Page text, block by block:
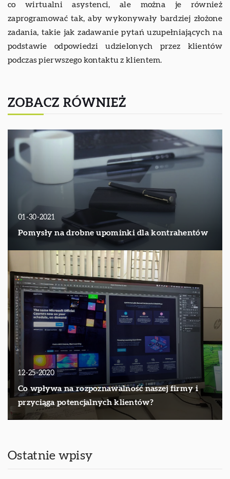
co wirtualni asystenci, ale można je również
zaprogramować tak, aby wykonywały bardziej złożone
zadania, takie jak zadawanie pytań uzupełniających na
podstawie odpowiedzi udzielonych przez klientów
podczas pierwszego kontaktu z klientem.
ZOBACZ RÓWNIEŻ
01-30-2021
Pomysły na drobne upominki dla kontrahentów
12-25-2020
Co wpływa na rozpoznawalność naszej firmy i
przyciąga potencjalnych klientów?
Ostatnie wpisy